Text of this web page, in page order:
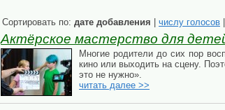
Сортировать по: дате добавления числу голосов
Актёрское мастерство для
Многие родители до сих пор
кино или выходить на сцену.
это не нужно».
читать далее >>